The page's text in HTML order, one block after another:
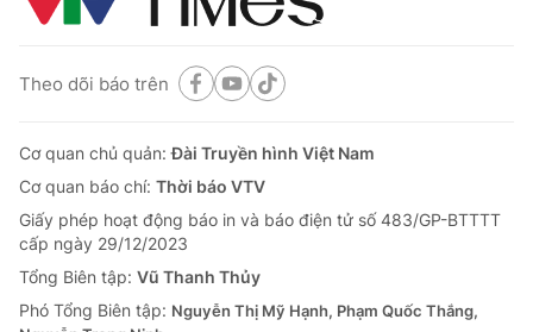
Photo Infographic
Video Shorts video
VTV Money VTV Thể thao
VTV Sức khoẻ Bất động sản
Thị trường 24h
Theo dõi báo trên
Cơ quan chủ quản:Đài Truyền hình Việt Nam
Cơ quan báo chí: Thời báo VTV
Giấy phép hoạt động báo in và báo điện tử số 483/GP-BTTTT
cấp ngày 29/12/2023
Tổng Biên tập: Vũ Thanh Thủy
Phó Tổng Biên tập: Nguyễn Thị Mỹ Hạnh, Phạm Quốc Thắng,